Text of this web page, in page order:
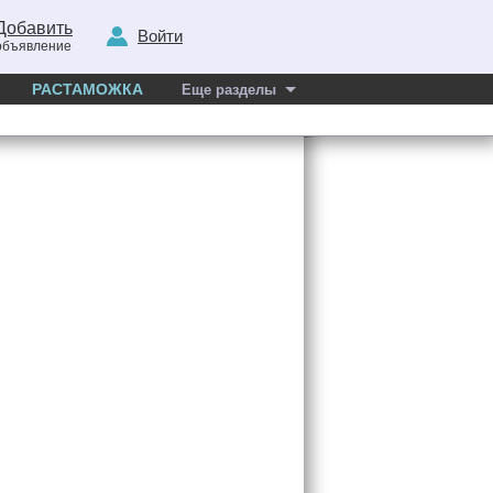
Войти
РАСТАМОЖКА Еще разделы